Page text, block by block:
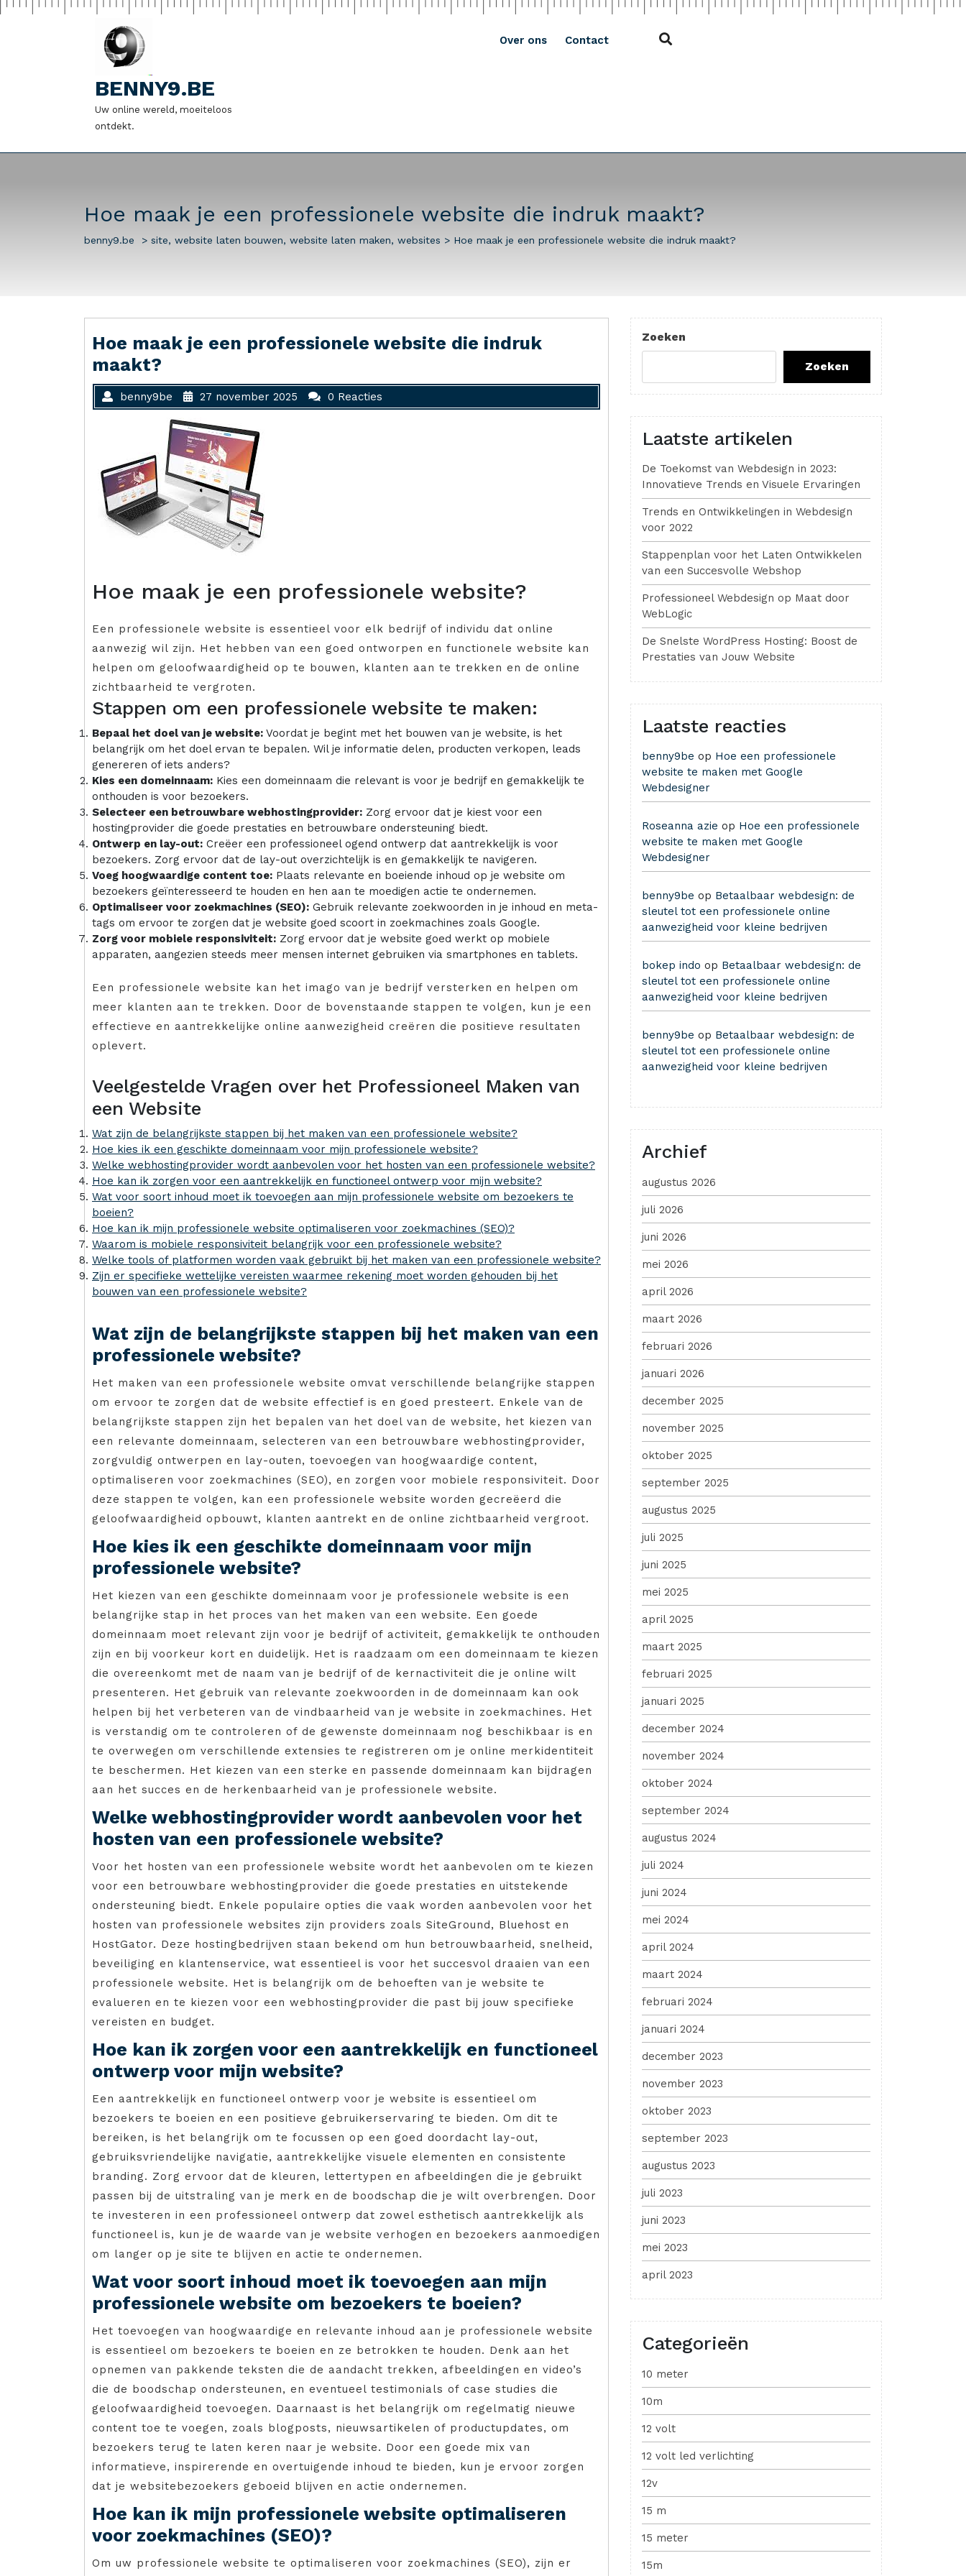
Naar
BENNY9.BE
Uw online wereld, moeiteloos
ontdekt.
Over ons Contact
Hoe maak je een professionele website die indruk maakt?
benny9.be > site, website laten bouwen, website laten maken, websites > Hoe maak je een professionele website die indruk maakt?
Hoe maak je een professionele website die indruk
maakt?
benny9be 27 november 2025 0 Reacties
Hoe maak je een professionele website?
Een professionele website is essentieel voor elk bedrijf of individu dat online
aanwezig wil zijn. Het hebben van een goed ontworpen en functionele website kan
helpen om geloofwaardigheid op te bouwen, klanten aan te trekken en de online
zichtbaarheid te vergroten.
Stappen om een professionele website te maken:
Bepaal het doel van je website: Voordat je begint met het bouwen van je website, is het
belangrijk om het doel ervan te bepalen. Wil je informatie delen, producten verkopen, leads
genereren of iets anders?
Kies een domeinnaam: Kies een domeinnaam die relevant is voor je bedrijf en gemakkelijk te
onthouden is voor bezoekers.
Selecteer een betrouwbare webhostingprovider: Zorg ervoor dat je kiest voor een
hostingprovider die goede prestaties en betrouwbare ondersteuning biedt.
Ontwerp en lay-out: Creëer een professioneel ogend ontwerp dat aantrekkelijk is voor
bezoekers. Zorg ervoor dat de lay-out overzichtelijk is en gemakkelijk te navigeren.
Voeg hoogwaardige content toe: Plaats relevante en boeiende inhoud op je website om
bezoekers geïnteresseerd te houden en hen aan te moedigen actie te ondernemen.
Optimaliseer voor zoekmachines (SEO): Gebruik relevante zoekwoorden in je inhoud en meta-
tags om ervoor te zorgen dat je website goed scoort in zoekmachines zoals Google.
Zorg voor mobiele responsiviteit: Zorg ervoor dat je website goed werkt op mobiele
apparaten, aangezien steeds meer mensen internet gebruiken via smartphones en tablets.
Een professionele website kan het imago van je bedrijf versterken en helpen om
meer klanten aan te trekken. Door de bovenstaande stappen te volgen, kun je een
effectieve en aantrekkelijke online aanwezigheid creëren die positieve resultaten
oplevert.
Veelgestelde Vragen over het Professioneel Maken van
een Website
Wat zijn de belangrijkste stappen bij het maken van een professionele website?
Hoe kies ik een geschikte domeinnaam voor mijn professionele website?
Welke webhostingprovider wordt aanbevolen voor het hosten van een professionele website?
Hoe kan ik zorgen voor een aantrekkelijk en functioneel ontwerp voor mijn website?
Wat voor soort inhoud moet ik toevoegen aan mijn professionele website om bezoekers te
boeien?
Hoe kan ik mijn professionele website optimaliseren voor zoekmachines (SEO)?
Waarom is mobiele responsiviteit belangrijk voor een professionele website?
Welke tools of platformen worden vaak gebruikt bij het maken van een professionele website?
Zijn er specifieke wettelijke vereisten waarmee rekening moet worden gehouden bij het
bouwen van een professionele website?
Wat zijn de belangrijkste stappen bij het maken van een
professionele website?
Het maken van een professionele website omvat verschillende belangrijke stappen
om ervoor te zorgen dat de website effectief is en goed presteert. Enkele van de
belangrijkste stappen zijn het bepalen van het doel van de website, het kiezen van
een relevante domeinnaam, selecteren van een betrouwbare webhostingprovider,
zorgvuldig ontwerpen en lay-outen, toevoegen van hoogwaardige content,
optimaliseren voor zoekmachines (SEO), en zorgen voor mobiele responsiviteit. Door
deze stappen te volgen, kan een professionele website worden gecreëerd die
geloofwaardigheid opbouwt, klanten aantrekt en de online zichtbaarheid vergroot.
Hoe kies ik een geschikte domeinnaam voor mijn
professionele website?
Het kiezen van een geschikte domeinnaam voor je professionele website is een
belangrijke stap in het proces van het maken van een website. Een goede
domeinnaam moet relevant zijn voor je bedrijf of activiteit, gemakkelijk te onthouden
zijn en bij voorkeur kort en duidelijk. Het is raadzaam om een domeinnaam te kiezen
die overeenkomt met de naam van je bedrijf of de kernactiviteit die je online wilt
presenteren. Het gebruik van relevante zoekwoorden in de domeinnaam kan ook
helpen bij het verbeteren van de vindbaarheid van je website in zoekmachines. Het
is verstandig om te controleren of de gewenste domeinnaam nog beschikbaar is en
te overwegen om verschillende extensies te registreren om je online merkidentiteit
te beschermen. Het kiezen van een sterke en passende domeinnaam kan bijdragen
aan het succes en de herkenbaarheid van je professionele website.
Welke webhostingprovider wordt aanbevolen voor het
hosten van een professionele website?
Voor het hosten van een professionele website wordt het aanbevolen om te kiezen
voor een betrouwbare webhostingprovider die goede prestaties en uitstekende
ondersteuning biedt. Enkele populaire opties die vaak worden aanbevolen voor het
hosten van professionele websites zijn providers zoals SiteGround, Bluehost en
HostGator. Deze hostingbedrijven staan bekend om hun betrouwbaarheid, snelheid,
beveiliging en klantenservice, wat essentieel is voor het succesvol draaien van een
professionele website. Het is belangrijk om de behoeften van je website te
evalueren en te kiezen voor een webhostingprovider die past bij jouw specifieke
vereisten en budget.
Hoe kan ik zorgen voor een aantrekkelijk en functioneel
ontwerp voor mijn website?
Een aantrekkelijk en functioneel ontwerp voor je website is essentieel om
bezoekers te boeien en een positieve gebruikerservaring te bieden. Om dit te
bereiken, is het belangrijk om te focussen op een goed doordacht lay-out,
gebruiksvriendelijke navigatie, aantrekkelijke visuele elementen en consistente
branding. Zorg ervoor dat de kleuren, lettertypen en afbeeldingen die je gebruikt
passen bij de uitstraling van je merk en de boodschap die je wilt overbrengen. Door
te investeren in een professioneel ontwerp dat zowel esthetisch aantrekkelijk als
functioneel is, kun je de waarde van je website verhogen en bezoekers aanmoedigen
om langer op je site te blijven en actie te ondernemen.
Wat voor soort inhoud moet ik toevoegen aan mijn
professionele website om bezoekers te boeien?
Het toevoegen van hoogwaardige en relevante inhoud aan je professionele website
is essentieel om bezoekers te boeien en ze betrokken te houden. Denk aan het
opnemen van pakkende teksten die de aandacht trekken, afbeeldingen en video’s
die de boodschap ondersteunen, en eventueel testimonials of case studies die
geloofwaardigheid toevoegen. Daarnaast is het belangrijk om regelmatig nieuwe
content toe te voegen, zoals blogposts, nieuwsartikelen of productupdates, om
bezoekers terug te laten keren naar je website. Door een goede mix van
informatieve, inspirerende en overtuigende inhoud te bieden, kun je ervoor zorgen
dat je websitebezoekers geboeid blijven en actie ondernemen.
Hoe kan ik mijn professionele website optimaliseren
voor zoekmachines (SEO)?
Om uw professionele website te optimaliseren voor zoekmachines (SEO), zijn er
Zoeken
Zoeken
Laatste artikelen
De Toekomst van Webdesign in 2023:
Innovatieve Trends en Visuele Ervaringen
Trends en Ontwikkelingen in Webdesign
voor 2022
Stappenplan voor het Laten Ontwikkelen
van een Succesvolle Webshop
Professioneel Webdesign op Maat door
WebLogic
De Snelste WordPress Hosting: Boost de
Prestaties van Jouw Website
Laatste reacties
benny9be op Hoe een professionele
website te maken met Google
Webdesigner
Roseanna azie op Hoe een professionele
website te maken met Google
Webdesigner
benny9be op Betaalbaar webdesign: de
sleutel tot een professionele online
aanwezigheid voor kleine bedrijven
bokep indo op Betaalbaar webdesign: de
sleutel tot een professionele online
aanwezigheid voor kleine bedrijven
benny9be op Betaalbaar webdesign: de
sleutel tot een professionele online
aanwezigheid voor kleine bedrijven
Archief
augustus 2026
juli 2026
juni 2026
mei 2026
april 2026
maart 2026
februari 2026
januari 2026
december 2025
november 2025
oktober 2025
september 2025
augustus 2025
juli 2025
juni 2025
mei 2025
april 2025
maart 2025
februari 2025
januari 2025
december 2024
november 2024
oktober 2024
september 2024
augustus 2024
juli 2024
juni 2024
mei 2024
april 2024
maart 2024
februari 2024
januari 2024
december 2023
november 2023
oktober 2023
september 2023
augustus 2023
juli 2023
juni 2023
mei 2023
april 2023
Categorieën
10 meter
10m
12 volt
12 volt led verlichting
12v
15 m
15 meter
15m